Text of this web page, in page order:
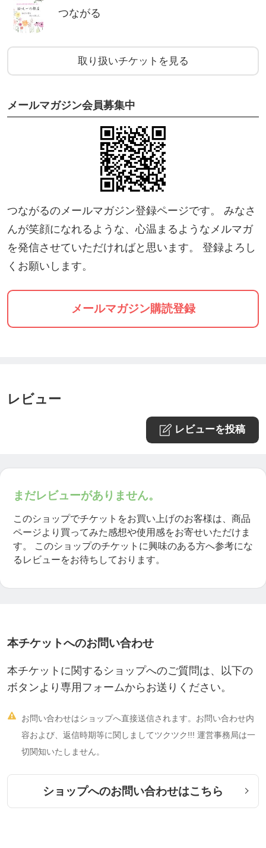
つながる
取り扱いチケットを見る
メールマガジン会員募集中
つながるのメールマガジン登録ページです。 みなさ
んが笑顔になれるような、心温まるようなメルマガ
を発信させていただければと思います。 登録よろし
くお願いします。
メールマガジン購読登録
レビュー
レビューを投稿
まだレビューがありません。
このショップでチケットをお買い上げのお客様は、商品
ページより買ってみた感想や使用感をお寄せいただけま
す。
このショップのチケットに興味のある方へ参考にな
るレビューをお待ちしております。
本チケットへのお問い合わせ
本チケットに関するショップへのご質問は、以下の
ボタンより専用フォームからお送りください。

お問い合わせはショップへ直接送信されます。お問い合わせ内
容および、返信時期等に関しましてツクツク!!! 運営事務局は一
切関知いたしません。
ショップへのお問い合わせはこちら